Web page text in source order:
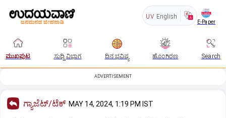
UV English
E-Paper
ಮುಖಪುಟ ಸುದ್ದಿ ವಿಭಾಗ ದಿನ ಭವಿಷ್ಯ ಹೊಂಗಿರಣ Search
ADVERTISEMENT
ಗ್ಯಾಜೆಟ್/ಟೆಕ್ MAY 14, 2024, 1:19 PM IST